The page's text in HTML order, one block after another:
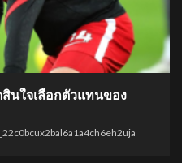
นใจเลือกตัวแทนของ